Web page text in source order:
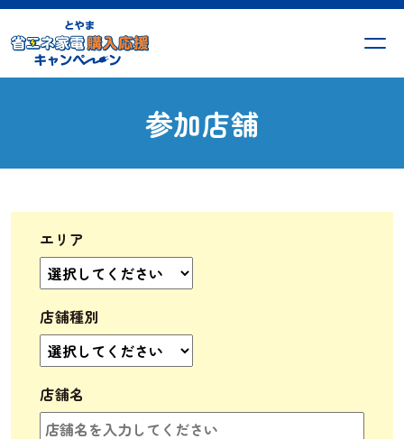
参加店舗
エリア
店舗種別
店舗名